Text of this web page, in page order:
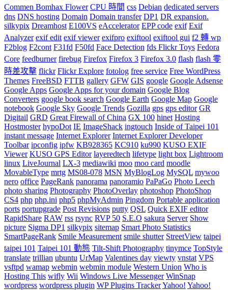
Commen Bomhax Flower CPU 時間 css Debian dedicated servers
dns DNS hosting Domain Domain transfer DP1 DR expansion.
silkypix Dreamhost E100VS eAccelerator EPP code exif Exif
Analyzer exif edit exif viewer exifpro exiftool exiftool gui f2 轉 wp
F2blog F2cont F31fd F50fd Face Detection fds Flickr Toys Fedora
Core feedburner firebug Firefox Firefox 3 Firefox 3.0 flash flash 零
時差攻擊 flickr Flickr Explore fotolog free service Free WordPress
Themes FreeBSD FTTB gallery GFW GIS google Google Adsense
Google Apps Google Apps for your domain Google Blog
Converters google book search Google Earth Google Map Google
notebook Google Sky Google Trends Gozilla gps gps editor GR
Digitail GRD Great Firewall of China GX 100 hinet Hosting
Hostmoster hypoDot IE ImageShack ingtouch Inside of Taipei 101
instant message Internet Explorer Internet Explorer Developer
Toolbar ipconfig ipfw KB928365 KC910 ku990 KUSO EXIF
Viewer KUSO GPS Editor layeredtech lifetype light box Lightroom
linux LiveJournal LX-3 mediawiki moo moo card moodle
MovableType mrtg MS08-078 MSN MyBlogLog MySQL mywoo
nero office PageRank panorama panoramio PaPaGo Photo Leech
photo sharing Photography PhotoOverlay photoshop PhotoShop
CS4 php php.ini php5 phpMyAdmin Pingdom Portable application
ports portupgrade Post Revisions putty QSL Quick EXIF editor
RapidShare RAW rss rsync RVP 50 S.E.O sakura Server Show
picture Sigma DP1 silkypix sitemap Smart Photo Statistics
SmartPageRank Smile Measurement smile shutter StreetView taipei
taipei 101 Taipei 101 動態 Tilt-Shift Photography tinymce TopStyle
translate trillian ubuntu UrMap Valentines day viewty vnstat VPS
vsftpd wamap webmin webmin module Western Union Who is
Hosting This wifly Wii Windows Live Messenger WinSnap
wordpress wordpress plugin WP Plugins TrackerYahoo! Yahoo!